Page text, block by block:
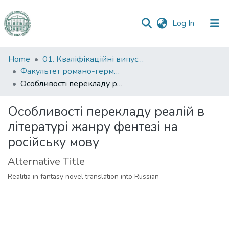
Log In (current)
Communities
&
Collections
Statistics
Home
01. Кваліфікаційні випускні роботи здобувачів вищої освіти
Факультет романо-германської філології
Особливості перекладу реалій в літературі жанру фентезі на російську мову
Особливості перекладу реалій в
літературі жанру фентезі на
російську мову
Alternative Title
Realitia in fantasy novel translation into Russian